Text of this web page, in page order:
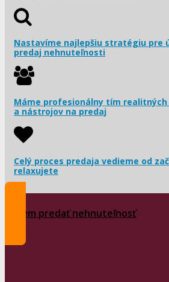
Nastavíme najlepšiu stratégiu pre
predaj nehnuteľnosti
Máme profesionálny tím
a nástrojov na predaj
Celý proces predaja vedieme od
relaxujete
Chcem predať nehnuteľnosť